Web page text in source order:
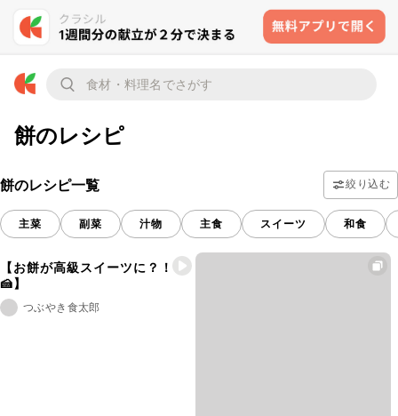
餅のレシピ
餅のレシピ一覧 絞り込む
主菜 副菜 汁物 主食 スイーツ 和食
【お餅が高級スイーツに？！
🍰】
つぶやき食太郎